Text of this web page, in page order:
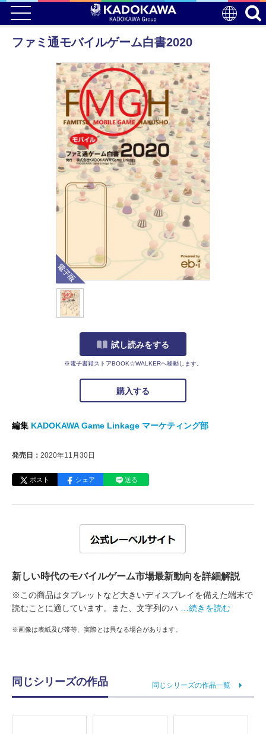
ファミ通モバイルゲーム白書2020
電子版
試し読みをする
※電子書籍ストアBOOK☆WALKERへ移動します。
購入する
編集 KADOKAWA Game Linkage マーケティング部
発売日： 2020年11月30日
ポスト シェア 送る
新しい時代のモバイルゲーム市場最新動向を詳細解説
※この商品はタブレットなど大きいディスプレイを備えた端末で
読むことに適しています。また、文字列のハ
…続きを読む
※画像は表紙及び帯等、実際とは異なる場合があります。
同じシリーズの作品 同じシリーズの作品一覧